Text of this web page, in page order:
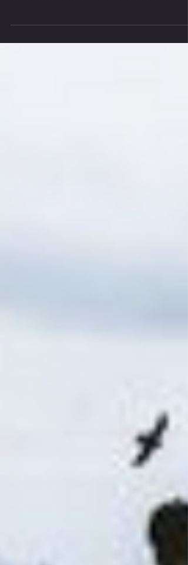
Kremnických vrchoch. Skalku pri Kremnici...